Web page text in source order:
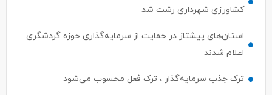
کشاورزی شهرداری رشت شد
استان‌های پیشتاز در حمایت از سرمایه‌گذاری حوزه گردشگری
اعلام شدند
ترک جذب سرمایه‌گذار ، ترک فعل محسوب می‌شود